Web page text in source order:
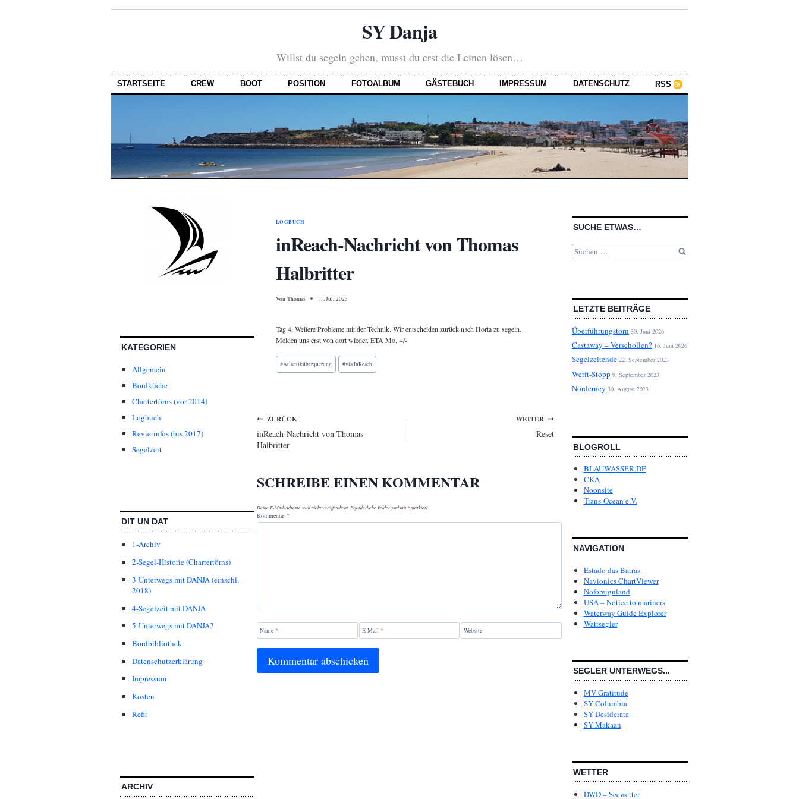
SY Danja
Willst du segeln gehen, musst du erst die Leinen lösen…
STARTSEITE CREW BOOT POSITION FOTOALBUM GÄSTEBUCH IMPRESSUM DATENSCHUTZ RSS
KATEGORIEN
Allgemein
Bordküche
Chartertörns (vor 2014)
Logbuch
Revierinfos (bis 2017)
Segelzeit
DIT UN DAT
1-Archiv
2-Segel-Historie (Chartertörns)
3-Unterwegs mit DANJA (einschl.
2018)
4-Segelzeit mit DANJA
5-Unterwegs mit DANJA2
Bordbibliothek
Datenschutzerklärung
Impressum
Kosten
Refit
ARCHIV
LOGBUCH
inReach-Nachricht von Thomas
Halbritter
Von Thomas 11. Juli 2023
Tag 4. Weitere Probleme mit der Technik. Wir entscheiden zurück nach Horta zu segeln.
Melden uns erst von dort wieder. ETA Mo. +/-
Schlagworte:
#Atlantiküberquerung #via InReach
Beitragsnavigation
ZURÜCK
inReach-Nachricht von Thomas
Halbritter
WEITER
Reset
SCHREIBE EINEN KOMMENTAR
Deine E-Mail-Adresse wird nicht veröffentlicht. Erforderliche Felder sind mit *markiert
Kommentar*
Name * E-Mail * Website
SUCHE ETWAS…
Suchen
nach:
LETZTE BEITRÄGE
Überführungstörn 30. Juni 2026
Castaway – Verschollen? 16. Juni 2026
Segelzeitende 22. September 2023
Werft-Stopp 9. September 2023
Norderney 30. August 2023
BLOGROLL
BLAUWASSER.DE
CKA
Noonsite
Trans-Ocean e.V.
NAVIGATION
Estado das Barras
Navionics ChartViewer
Noforeignland
USA – Notice to mariners
Waterway Guide Explorer
Wattsegler
SEGLER UNTERWEGS...
MV Gratitude
SY Columbia
SY Desiderata
SY Makaan
WETTER
DWD – Seewetter